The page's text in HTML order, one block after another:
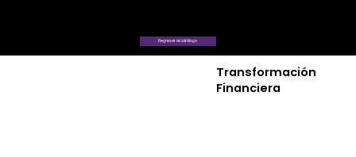
Regresar al catálogo
Transformación
Financiera